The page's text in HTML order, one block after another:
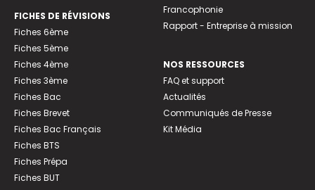
FICHES DE RÉVISIONS
Fiches 6ème
Fiches 5ème
Fiches 4ème
Fiches 3ème
Fiches Bac
Fiches Brevet
Fiches Bac Français
Fiches BTS
Fiches Prépa
Fiches BUT
Francophonie
Rapport - Entreprise à mission
NOS RESSOURCES
FAQ et support
Actualités
Communiqués de Presse
Kit Média